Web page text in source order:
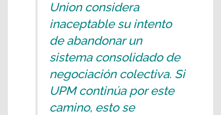
Union considera
inaceptable su intento
de abandonar un
sistema consolidado de
negociación colectiva. Si
UPM continúa por este
camino, esto se